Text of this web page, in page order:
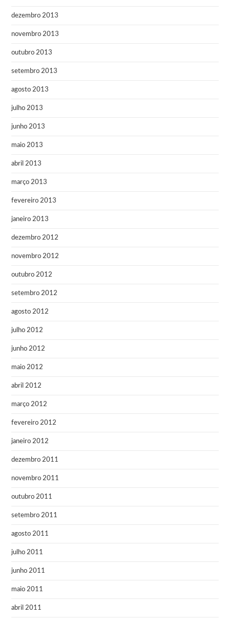
dezembro 2013
novembro 2013
outubro 2013
setembro 2013
agosto 2013
julho 2013
junho 2013
maio 2013
abril 2013
março 2013
fevereiro 2013
janeiro 2013
dezembro 2012
novembro 2012
outubro 2012
setembro 2012
agosto 2012
julho 2012
junho 2012
maio 2012
abril 2012
março 2012
fevereiro 2012
janeiro 2012
dezembro 2011
novembro 2011
outubro 2011
setembro 2011
agosto 2011
julho 2011
junho 2011
maio 2011
abril 2011